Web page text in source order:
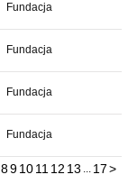
Fundacja
Fundacja
Fundacja
Fundacja
891011 12 13 ... 17>